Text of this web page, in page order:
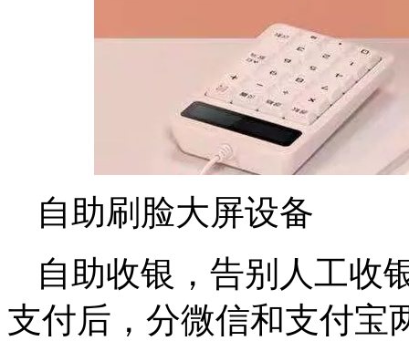
自助刷脸大屏设备
自助收银，告别人工收
支付后，分微信和支付宝